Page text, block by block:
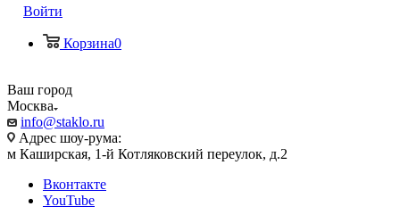
Войти
Корзина0
Ваш город
Москва
info@staklo.ru
Адрес шоу-рума:
м Каширская, 1-й Котляковский переулок, д.2
Вконтакте
YouTube